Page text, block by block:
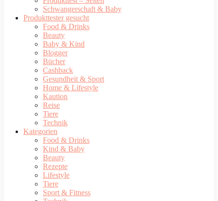
Schwangerschaft & Baby
Produkttester gesucht
Food & Drinks
Beauty
Baby & Kind
Blogger
Bücher
Cashback
Gesundheit & Sport
Home & Lifestyle
Kaution
Reise
Tiere
Technik
Kategorien
Food & Drinks
Kind & Baby
Beauty
Rezepte
Lifestyle
Tiere
Sport & Fitness